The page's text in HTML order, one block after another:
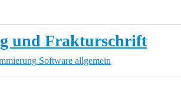
und Frakturschrift
Software allgemein